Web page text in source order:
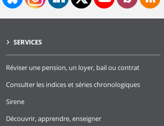
SERVICES
Réviser une pension, un loyer, bail ou contrat
Consulter les indices et séries chronologiques
Sirene
Découvrir, apprendre, enseigner